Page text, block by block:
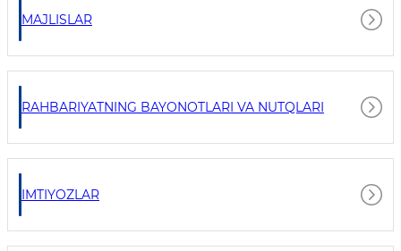
MAJLISLAR
RAHBARIYATNING BAYONOTLARI VA NUTQLARI
IMTIYOZLAR